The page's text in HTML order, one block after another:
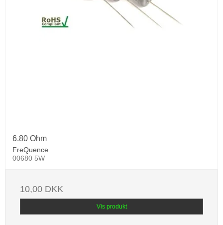
6.80 Ohm
FreQuence
00680 5W
10,00 DKK
Vis produkt